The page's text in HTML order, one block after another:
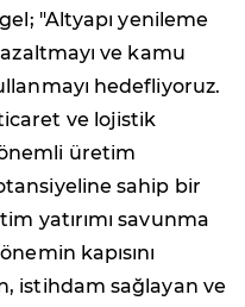
"Altyapı yenileme
azaltmayı ve kamu
hedefliyoruz.
ve lojistik
üretim
sahip bir
yatırımı savunma
kapısını
istihdam sağlayan ve